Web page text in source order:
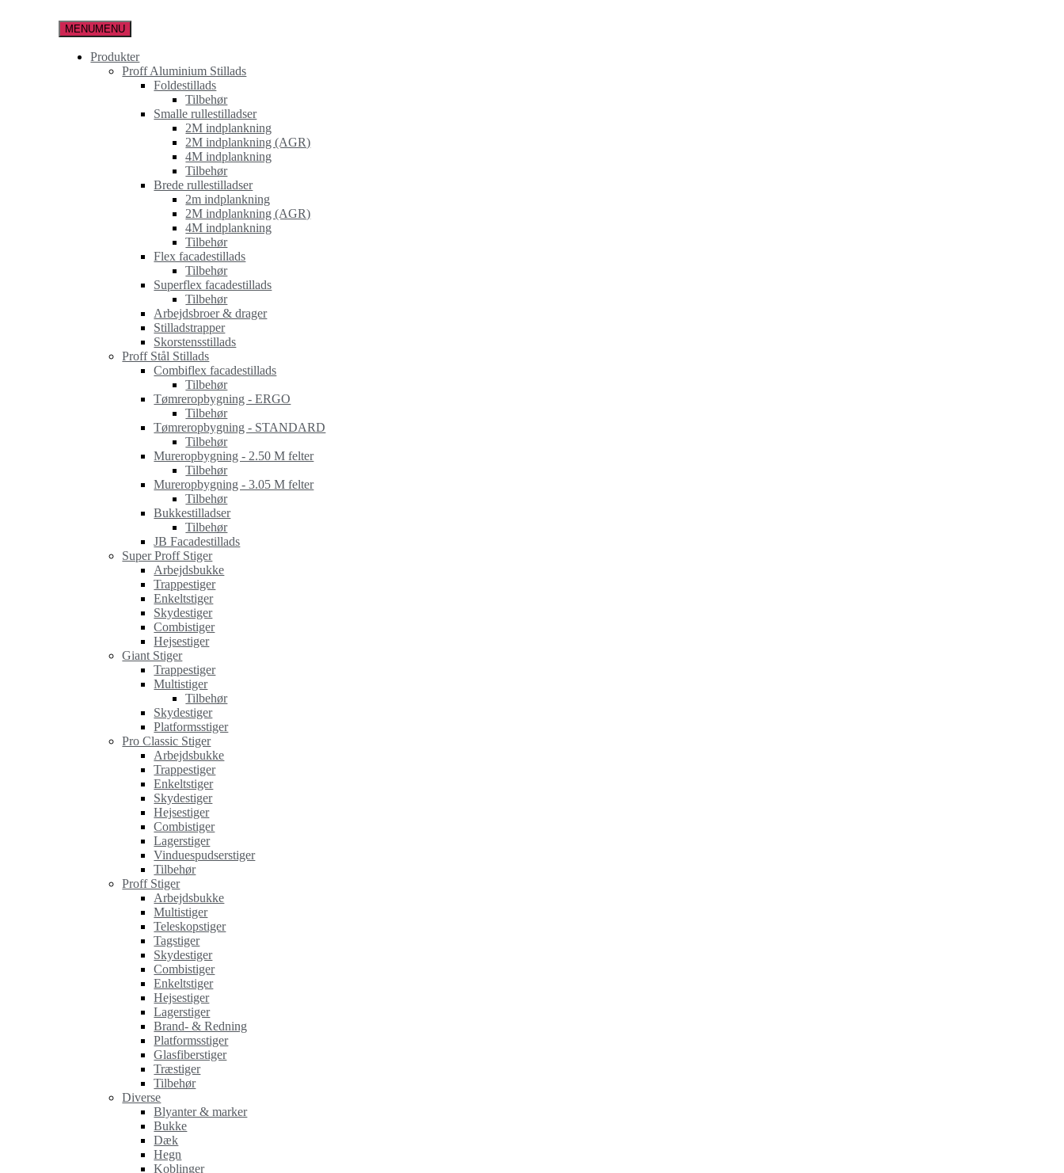
MENUMENU
Produkter
Proff Aluminium Stillads
Foldestillads
Tilbehør
Smalle rullestilladser
2M indplankning
2M indplankning (AGR)
4M indplankning
Tilbehør
Brede rullestilladser
2m indplankning
2M indplankning (AGR)
4M indplankning
Tilbehør
Flex facadestillads
Tilbehør
Superflex facadestillads
Tilbehør
Arbejdsbroer & drager
Stilladstrapper
Skorstensstillads
Proff Stål Stillads
Combiflex facadestillads
Tilbehør
Tømreropbygning - ERGO
Tilbehør
Tømreropbygning - STANDARD
Tilbehør
Mureropbygning - 2.50 M felter
Tilbehør
Mureropbygning - 3.05 M felter
Tilbehør
Bukkestilladser
Tilbehør
JB Facadestillads
Super Proff Stiger
Arbejdsbukke
Trappestiger
Enkeltstiger
Skydestiger
Combistiger
Hejsestiger
Giant Stiger
Trappestiger
Multistiger
Tilbehør
Skydestiger
Platformsstiger
Pro Classic Stiger
Arbejdsbukke
Trappestiger
Enkeltstiger
Skydestiger
Hejsestiger
Combistiger
Lagerstiger
Vinduespudserstiger
Tilbehør
Proff Stiger
Arbejdsbukke
Multistiger
Teleskopstiger
Tagstiger
Skydestiger
Combistiger
Enkeltstiger
Hejsestiger
Lagerstiger
Brand- & Redning
Platformsstiger
Glasfiberstiger
Træstiger
Tilbehør
Diverse
Blyanter & marker
Bukke
Dæk
Hegn
Koblinger